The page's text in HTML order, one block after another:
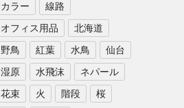
カラー
線路
オフィス用品
北海道
野鳥
紅葉 水鳥
仙台
湿原
水飛沫
ネパール
花束
火 階段
桜